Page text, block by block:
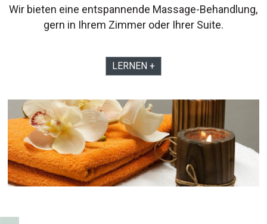
Wir bieten eine entspannende Massage-Behandlung,
gern in Ihrem Zimmer oder Ihrer Suite.
LERNEN +